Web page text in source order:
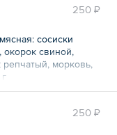
250 ₽
сосиски
окорок свиной,
морковь,
вареная
250 ₽